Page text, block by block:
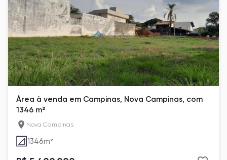
Área à venda em Campinas, Nova Campinas, com
1346 m²
Nova Campinas
1346m²